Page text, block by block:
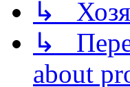
↳
↳
about